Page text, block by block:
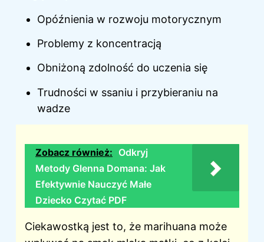
Opóźnienia w rozwoju motorycznym
Problemy z koncentracją
Obniżoną zdolność do uczenia się
Trudności w ssaniu i przybieraniu na
wadze
Zobacz również: Odkryj
Metody Glenna Domana: Jak
Efektywnie Nauczyć Małe
Dziecko Czytać PDF
Ciekawostką jest to, że marihuana może